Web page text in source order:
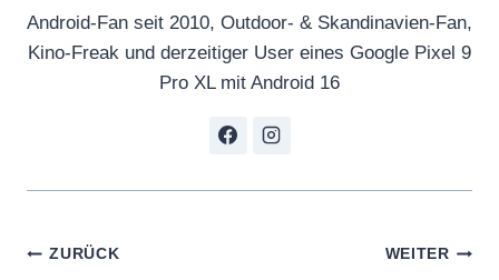
Android-Fan seit 2010, Outdoor- & Skandinavien-Fan,
Kino-Freak und derzeitiger User eines Google Pixel 9
Pro XL mit Android 16
Beitragsnavigation
ZURÜCK WEITER